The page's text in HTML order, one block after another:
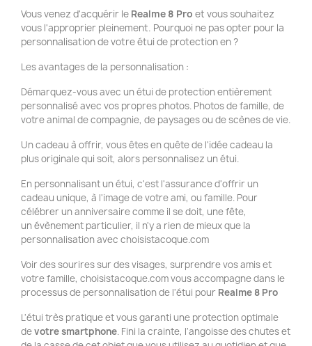
Vous venez d'acquérir le Realme 8 Pro et vous souhaitez
vous l'approprier pleinement. Pourquoi ne pas opter pour la
personnalisation de votre étui de protection en ?
Les avantages de la personnalisation :
Démarquez-vous avec un étui de protection entièrement
personnalisé avec vos propres photos. Photos de famille, de
votre animal de compagnie, de paysages ou de scènes de vie.
Un cadeau à offrir, vous êtes en quête de l'idée cadeau la
plus originale qui soit, alors personnalisez un étui.
En personnalisant un étui, c'est l'assurance d'offrir un
cadeau unique, à l'image de votre ami, ou famille. Pour
célébrer un anniversaire comme il se doit, une fête,
un évènement particulier, il n'y a rien de mieux que la
personnalisation avec choisistacoque.com
Voir des sourires sur des visages, surprendre vos amis et
votre famille, choisistacoque.com vous accompagne dans le
processus de personnalisation de l'étui pour Realme 8 Pro
L'étui très pratique et vous garanti une protection optimale
devotre smartphone. Fini la crainte, l'angoisse des chutes et